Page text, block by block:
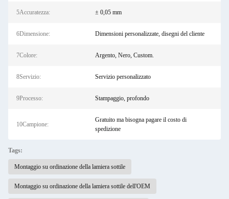
5Accuratezza: ± 0,05 mm
6Dimensione: Dimensioni personalizzate, disegni del cliente
7Colore: Argento, Nero, Custom.
8Servizio: Servizio personalizzato
9Processo: Stampaggio, profondo
10Campione:
Gratuito ma bisogna pagare il costo di
spedizione
Tags:
Montaggio su ordinazione della lamiera sottile
Montaggio su ordinazione della lamiera sottile dell'OEM